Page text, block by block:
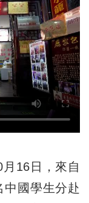
16日，來自
國學生分赴